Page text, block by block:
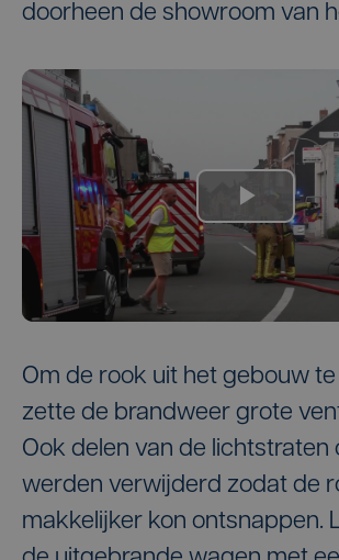
doorheen de showroom van
Om de rook uit het gebouw
zette de brandweer grote
Ook delen van de lichtstraten
werden verwijderd zodat de
makkelijker kon ontsnappen.